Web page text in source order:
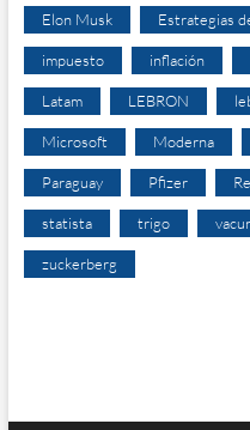
Elon Musk Estrategias
impuesto inflación
Latam LEBRON
Microsoft Moderna
Paraguay Pfizer
statista trigo
zuckerberg